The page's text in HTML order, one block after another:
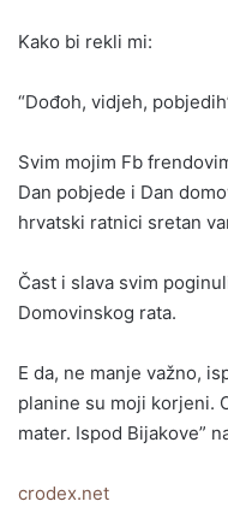
Kako bi rekli mi:
“Dođoh, vidjeh,
Svim mojim Fb
Dan pobjede i Dan
hrvatski ratnici sretan
Čast i slava svim
Domovinskog rata.
E da, ne manje važno,
planine su moji korjeni.
mater. Ispod Bijakove”
crodex.net